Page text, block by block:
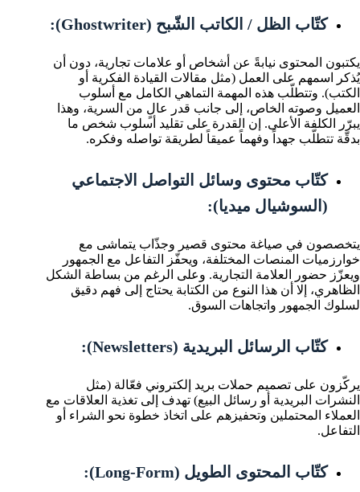
كتّاب الظل / الكاتب الشّبح (Ghostwriter):
يكتبون المحتوى نيابةً عن أشخاص أو علامات تجارية، دون أن
يُذكر اسمهم على العمل (مثل مقالات القيادة الفكرية أو
الكتب). وتتطلّب هذه المهمة التماهي الكامل مع أسلوب
العميل وصوته الخاص، إلى جانب قدر عالٍ من السرية، وهذا
يبرّر الكلفة الأعلى. إن القدرة على تقليد أسلوب شخص ما
بدقّة تتطلّب جهداً وفهماً عميقاً لطريقة تواصله وفكره.
كتّاب محتوى وسائل التواصل الاجتماعي
(السوشيال ميديا):
يتخصصون في صياغة محتوى قصير وجذّاب يتماشى مع
خوارزميات المنصات المختلفة، ويحفّز التفاعل مع الجمهور
ويعزّز حضور العلامة التجارية. وعلى الرغم من بساطة الشكل
الظاهري، إلا أن هذا النوع من الكتابة يحتاج إلى فهم دقيق
لسلوك الجمهور واتجاهات السوق.
كتّاب الرسائل البريدية (Newsletters):
يركّزون على تصميم حملات بريد إلكتروني فعّالة (مثل
النشرات البريدية أو رسائل البيع) تهدف إلى تغذية العلاقات مع
العملاء المحتملين وتحفيزهم على اتخاذ خطوة نحو الشراء أو
التفاعل.
كتّاب المحتوى الطويل (Long-Form):